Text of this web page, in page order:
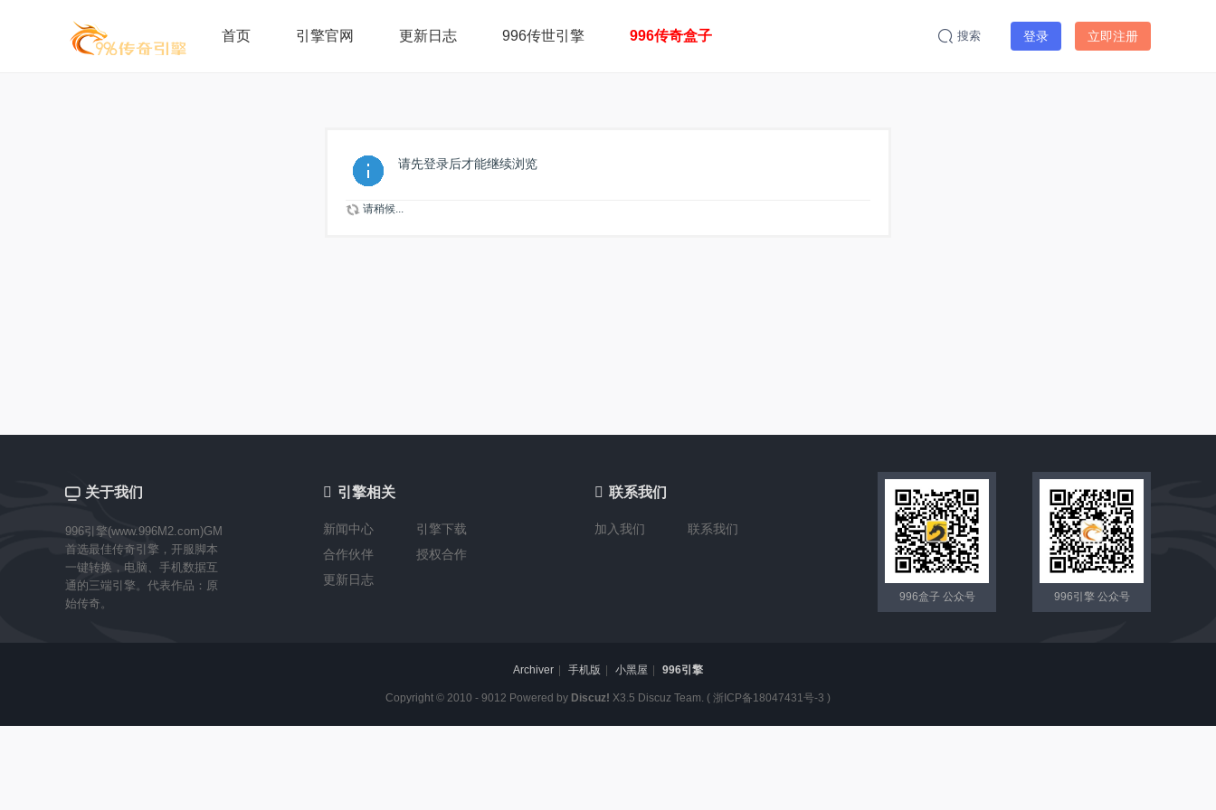
首页 引擎官网 更新日志 996传世引擎 996传奇盒子 搜索 登录 立即注册
请先登录后才能继续浏览
请稍候...
关于我们
996引擎(www.996M2.com)GM
首选最佳传奇引擎，开服脚本
一键转换，电脑、手机数据互
通的三端引擎。代表作品：原
始传奇。
 引擎相关
新闻中心
引擎下载
合作伙伴
授权合作
更新日志
 联系我们
加入我们 联系我们
996引擎 公众号
996盒子 公众号
Archiver 手机版 小黑屋 996引擎
Copyright © 2010 - 9012 Powered by Discuz! X3.5 Discuz Team. ( 浙ICP备18047431号-3 )